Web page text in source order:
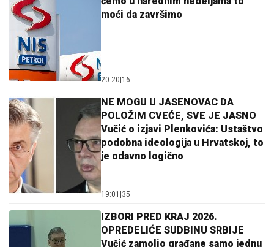
moći da završimo
20:20 16
NE MOGU U JASENOVAC DA
POLOŽIM CVEĆE, SVE JE JASNO
Vučić o izjavi Plenkovića: Ustaštvo
podobna ideologija u Hrvatskoj, to
je odavno logično
19:01 35
IZBORI PRED KRAJ 2026.
OPREDELIĆE SUDBINU SRBIJE
Vučić zamolio građane samo jednu